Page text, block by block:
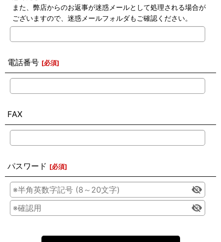
また、弊店からのお返事が迷惑メールとして処理される場合が
ございますので、迷惑メールフォルダもご確認ください。
電話番号 [必須]
FAX
パスワード [必須]